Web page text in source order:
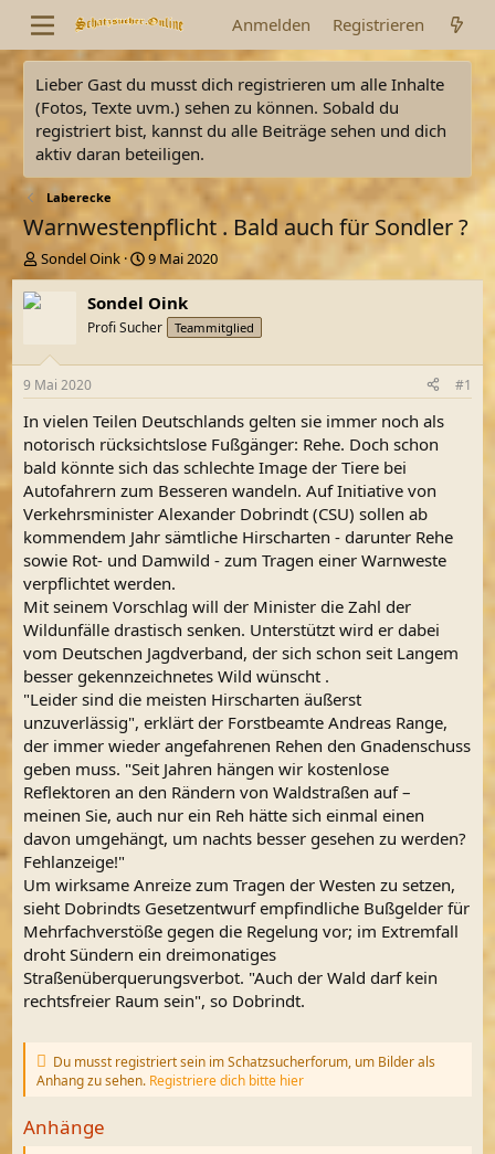
Anmelden Registrieren
Lieber Gast du musst dich registrieren um alle Inhalte
(Fotos, Texte uvm.) sehen zu können. Sobald du
registriert bist, kannst du alle Beiträge sehen und dich
aktiv daran beteiligen.
Laberecke
Warnwestenpflicht . Bald auch für Sondler ?
E
r
s
l
e
r
Sondel Oink
E
r
s
e
t
a
m
9 Mai 2020
Sondel Oink
Profi Sucher Teammitglied
9 Mai 2020 #1
In vielen Teilen Deutschlands gelten sie immer noch als
notorisch rücksichtslose Fußgänger: Rehe. Doch schon
bald könnte sich das schlechte Image der Tiere bei
Autofahrern zum Besseren wandeln. Auf Initiative von
Verkehrsminister Alexander Dobrindt (CSU) sollen ab
kommendem Jahr sämtliche Hirscharten - darunter Rehe
sowie Rot- und Damwild - zum Tragen einer Warnweste
verpflichtet werden.
Mit seinem Vorschlag will der Minister die Zahl der
Wildunfälle drastisch senken. Unterstützt wird er dabei
vom Deutschen Jagdverband, der sich schon seit Langem
besser gekennzeichnetes Wild wünscht .
"Leider sind die meisten Hirscharten äußerst
unzuverlässig", erklärt der Forstbeamte Andreas Range,
der immer wieder angefahrenen Rehen den Gnadenschuss
geben muss. "Seit Jahren hängen wir kostenlose
Reflektoren an den Rändern von Waldstraßen auf –
meinen Sie, auch nur ein Reh hätte sich einmal einen
davon umgehängt, um nachts besser gesehen zu werden?
Fehlanzeige!"
Um wirksame Anreize zum Tragen der Westen zu setzen,
sieht Dobrindts Gesetzentwurf empfindliche Bußgelder für
Mehrfachverstöße gegen die Regelung vor; im Extremfall
droht Sündern ein dreimonatiges
Straßenüberquerungsverbot. "Auch der Wald darf kein
rechtsfreier Raum sein", so Dobrindt.
Du musst registriert sein im Schatzsucherforum, um Bilder als
Anhang zu sehen. Registriere dich bitte hier
Anhänge